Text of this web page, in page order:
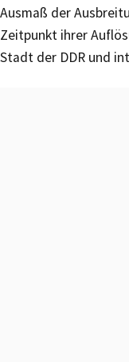
Ausmaß der
Zeitpunkt ihrer
Stadt der DDR und